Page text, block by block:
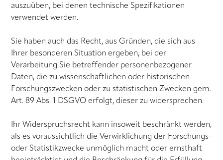
auszuüben, bei denen technische Spezifikationen
verwendet werden.
Sie haben auch das Recht, aus Gründen, die sich aus
Ihrer besonderen Situation ergeben, bei der
Verarbeitung Sie betreffender personenbezogener
Daten, die zu wissenschaftlichen oder historischen
Forschungszwecken oder zu statistischen Zwecken gem.
Art. 89 Abs. 1 DSGVO erfolgt, dieser zu widersprechen.
Ihr Widerspruchsrecht kann insoweit beschränkt werden,
als es voraussichtlich die Verwirklichung der Forschungs-
oder Statistikzwecke unmöglich macht oder ernsthaft